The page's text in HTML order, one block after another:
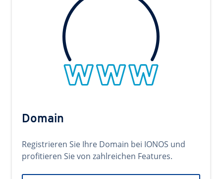
Domain
Registrieren Sie Ihre Domain bei IONOS und
profitieren Sie von zahlreichen Features.